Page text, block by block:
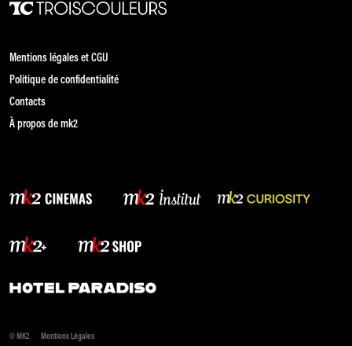
Mentions légales et CGU
Politique de confidentialité
Contacts
À propos de mk2
© MK2 Mentions Légales